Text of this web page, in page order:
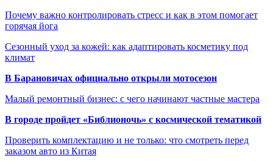
Почему важно контролировать стресс и как в этом помогает
горячая йога
Сезонный уход за кожей: как адаптировать косметику под
климат
В Барановичах официально открыли мотосезон
Малый ремонтный бизнес: с чего начинают частные мастера
В городе пройдет «Библионочь» с космической тематикой
Проверить комплектацию и не только: что смотреть перед
заказом авто из Китая